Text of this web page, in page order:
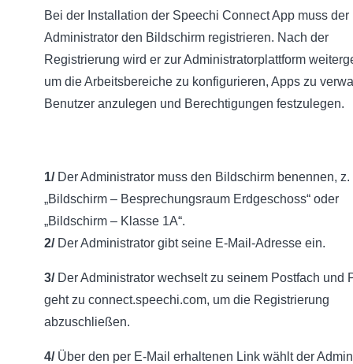
Bei der Installation der Speechi Connect App muss der
Administrator den Bildschirm registrieren. Nach der
Registrierung wird er zur Administratorplattform
um die Arbeitsbereiche zu konfigurieren, Apps zu
Benutzer anzulegen und Berechtigungen festzulegen.
1/Der Administrator muss den Bildschirm benennen, z.
„Bildschirm – Besprechungsraum Erdgeschoss“ oder
„Bildschirm – Klasse 1A“.
2/Der Administrator gibt seine E-Mail-Adresse ein.
3/Der Administrator wechselt zu seinem Postfach und
geht zu connect.speechi.com, um die Registrierung
abzuschließen.
4/Über den per E-Mail erhaltenen Link wählt der